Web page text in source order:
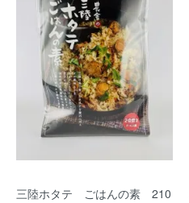
三陸ホタテ ごはんの素 210